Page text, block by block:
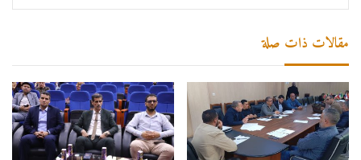
مقالات ذات صلة